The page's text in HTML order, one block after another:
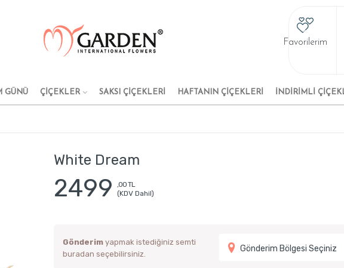
Favorilerim
GÜNÜ ÇİÇEKLER SAKSI ÇİÇEKLERİ HAFTANIN ÇİÇEKLERİ İNDİRİMLİ
White Dream
2499
,00 TL
(KDV Dahil)
Gönderimyapmak istediğiniz semti
buradan seçebilirsiniz.
Gönderim Bölgesi Seçiniz